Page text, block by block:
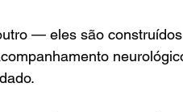
— eles são